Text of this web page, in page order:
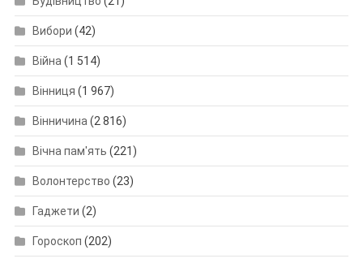
Вибори (42)
Війна (1 514)
Вінниця (1 967)
Вінничина (2 816)
Вічна пам'ять (221)
Волонтерство (23)
Гаджети (2)
Гороскоп (202)